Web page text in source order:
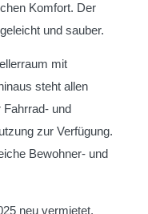
Komfort. Der
und sauber.
mit
steht allen
Fahrrad- und
zur Verfügung.
Bewohner- und
neu vermietet.